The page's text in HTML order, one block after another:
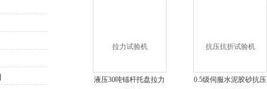
液压30吨锚杆托盘拉力
0.5级伺服水泥胶砂抗压